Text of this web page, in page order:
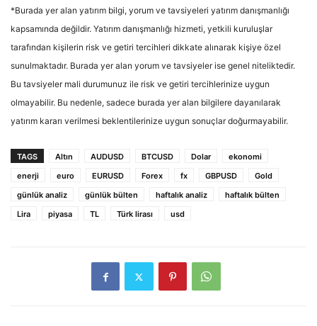
*Burada yer alan yatırım bilgi, yorum ve tavsiyeleri yatırım danışmanlığı
kapsamında değildir. Yatırım danışmanlığı hizmeti, yetkili kuruluşlar
tarafından kişilerin risk ve getiri tercihleri dikkate alınarak kişiye özel
sunulmaktadır. Burada yer alan yorum ve tavsiyeler ise genel niteliktedir.
Bu tavsiyeler mali durumunuz ile risk ve getiri tercihlerinize uygun
olmayabilir. Bu nedenle, sadece burada yer alan bilgilere dayanılarak
yatırım kararı verilmesi beklentilerinize uygun sonuçlar doğurmayabilir.
TAGS Altın AUDUSD BTCUSD Dolar
ekonomi
enerji
euro EURUSD Forex fx GBPUSD
Gold
günlük analiz
günlük bülten haftalık analiz
haftalık bülten
Lira
piyasa TL Türk lirası usd